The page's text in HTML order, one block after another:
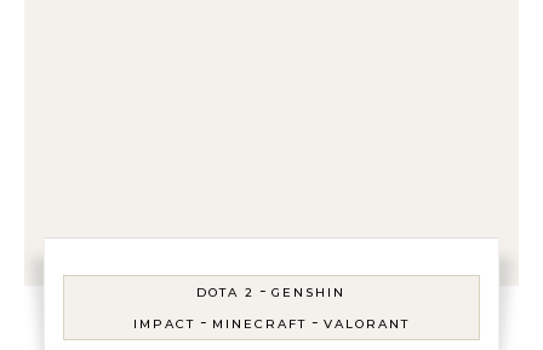
DOTA 2 -GENSHIN
IMPACT - MINECRAFT - VALORANT